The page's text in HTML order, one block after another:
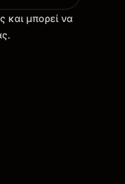
και μπορεί να